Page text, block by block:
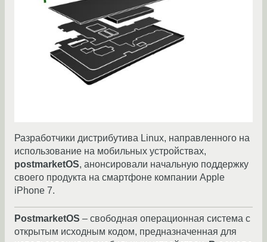
Разработчики дистрибутива Linux, направленного на
использование на мобильных устройствах,
postmarketOS, анонсировали начальную поддержку
своего продукта на смартфоне компании Apple
iPhone 7.
PostmarketOS – свободная операционная система с
открытым исходным кодом, предназначенная для